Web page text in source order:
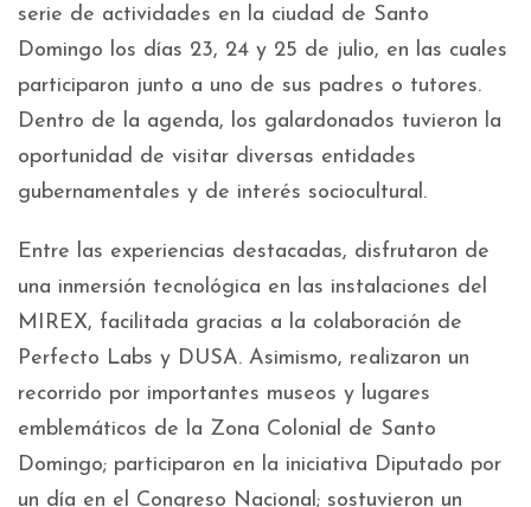
serie de actividades en la ciudad de Santo
Domingo los días 23, 24 y 25 de julio, en las cuales
participaron junto a uno de sus padres o tutores.
Dentro de la agenda, los galardonados tuvieron la
oportunidad de visitar diversas entidades
gubernamentales y de interés sociocultural.
Entre las experiencias destacadas, disfrutaron de
una inmersión tecnológica en las instalaciones del
MIREX, facilitada gracias a la colaboración de
Perfecto Labs y DUSA. Asimismo, realizaron un
recorrido por importantes museos y lugares
emblemáticos de la Zona Colonial de Santo
Domingo; participaron en la iniciativa Diputado por
un día en el Congreso Nacional; sostuvieron un